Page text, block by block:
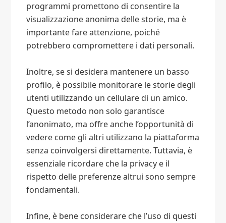
programmi promettono di consentire la
visualizzazione anonima delle storie, ma è
importante fare attenzione, poiché
potrebbero compromettere i dati personali.
Inoltre, se si desidera mantenere un basso
profilo, è possibile monitorare le storie degli
utenti utilizzando un cellulare di un amico.
Questo metodo non solo garantisce
l’anonimato, ma offre anche l’opportunità di
vedere come gli altri utilizzano la piattaforma
senza coinvolgersi direttamente. Tuttavia, è
essenziale ricordare che la privacy e il
rispetto delle preferenze altrui sono sempre
fondamentali.
Infine, è bene considerare che l’uso di questi